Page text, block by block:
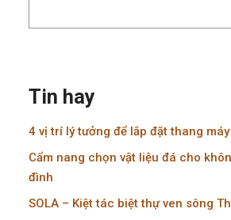
Tin hay
4 vị trí lý tưởng để lắp đặt thang
Cẩm nang chọn vật liệu đá cho
đình
SOLA – Kiệt tác biệt thự ven sông